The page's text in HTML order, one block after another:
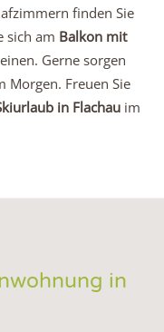
finden Sie
sich am Balkon mit
Gerne sorgen
Morgen. Freuen Sie
in Flachau im
in